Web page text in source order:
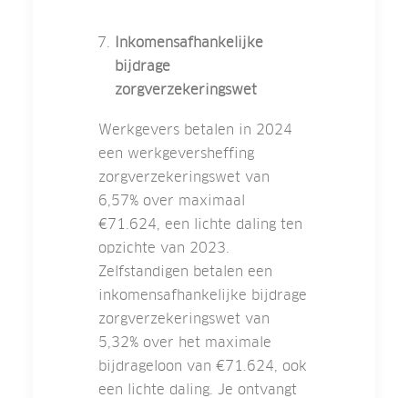
Inkomensafhankelijke
bijdrage
zorgverzekeringswet
Werkgevers betalen in 2024
een werkgeversheffing
zorgverzekeringswet van
6,57% over maximaal
€71.624, een lichte daling ten
opzichte van 2023.
Zelfstandigen betalen een
inkomensafhankelijke bijdrage
zorgverzekeringswet van
5,32% over het maximale
bijdrageloon van €71.624, ook
een lichte daling. Je ontvangt